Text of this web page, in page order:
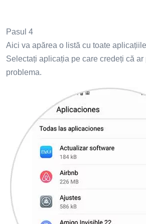
Pasul 4
Aici va apărea o listă cu toate
Selectați aplicația pe care credeți că ar
problema.